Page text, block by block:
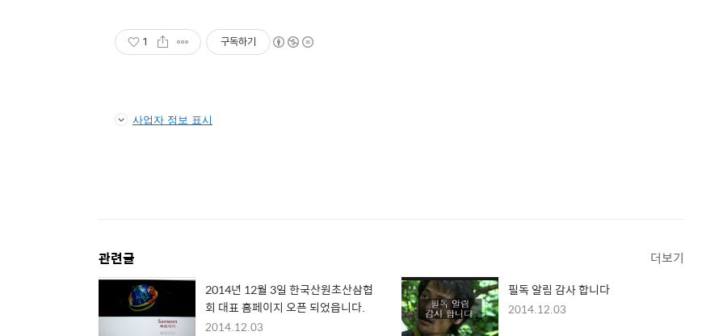
1 구독하기
사업자 정보 표시
관련글 더보기
2014년 12월 3일 한국산원초산삼협
회 대표 홈페이지 오픈 되었읍니다.
2014.12.03
필독 알림 감사 합니다
2014.12.03